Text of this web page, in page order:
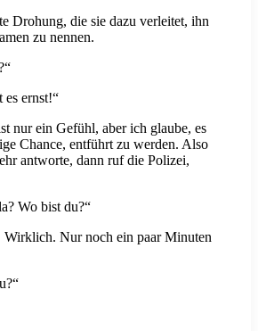
Drohung, die sie dazu verleitet, ihn
zu nennen.
es ernst!“
nur ein Gefühl, aber ich glaube, es
Chance, entführt zu werden. Also
antworte, dann ruf die Polizei,
Wo bist du?“
Wirklich. Nur noch ein paar Minuten